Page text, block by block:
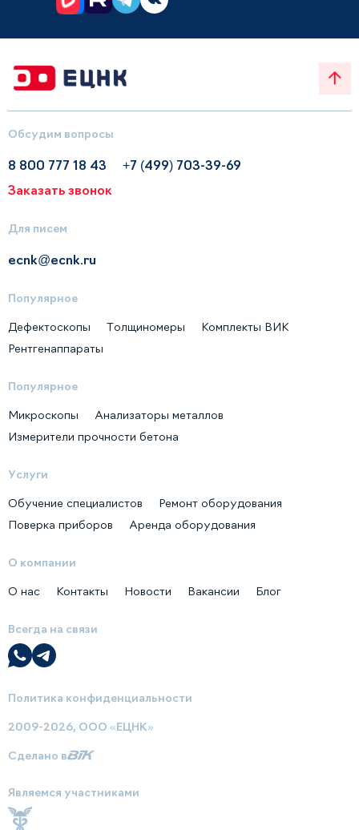
Обсудим вопросы
8 800 777 18 43
+7 (499) 703-39-69
Заказать звонок
Для писем
ecnk@ecnk.ru
Популярное
Дефектоскопы Толщиномеры
Комплекты ВИК
Рентгенаппараты
Популярное
Микроскопы
Анализаторы металлов
Измерители прочности бетона
Услуги
Обучение специалистов
Ремонт оборудования
Поверка приборов
Аренда оборудования
О компании
О нас Контакты Новости Вакансии Блог
Всегда на связи
Политика конфиденциальности
2009-2026, ООО «ЕЦНК»
Сделано в
Являемся участниками